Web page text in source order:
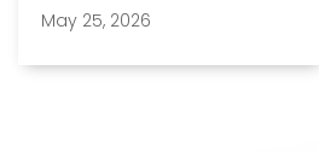
May 25, 2026